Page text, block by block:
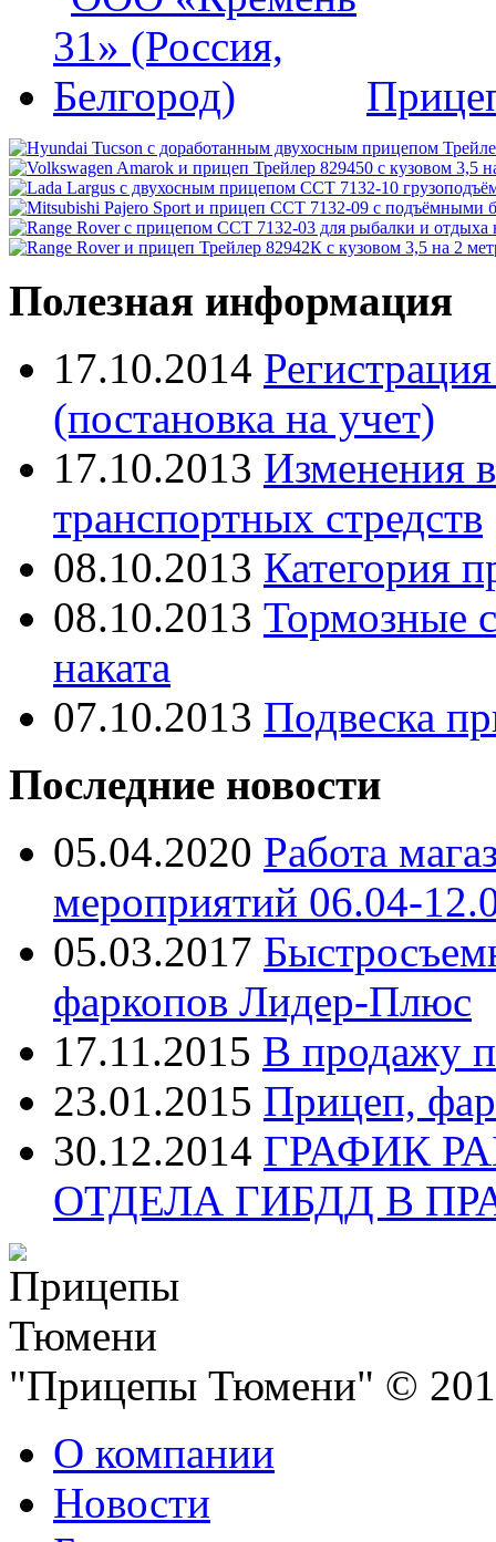
Полезная информация
17.10.2014
(постановка на учет)
17.10.2013 Изменения
транспортных стредств
08.10.2013 Категория
08.10.2013 Тормозные
наката
07.10.2013 Подвеска
Последние новости
05.04.2020 Работа
мероприятий 06.04-
05.03.2017
фаркопов Лидер-Плюс
17.11.2015 В продажу
23.01.2015 Прицеп,
30.12.2014 ГРАФИК
ОТДЕЛА ГИБДД В
"Прицепы Тюмени" ©
О компании
Новости